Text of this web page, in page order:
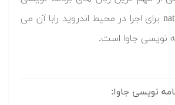
که برنامه های native برای اجرا در محیط اندروید رابا آن می
نویسی جاوا است.
نویسی جاوا: